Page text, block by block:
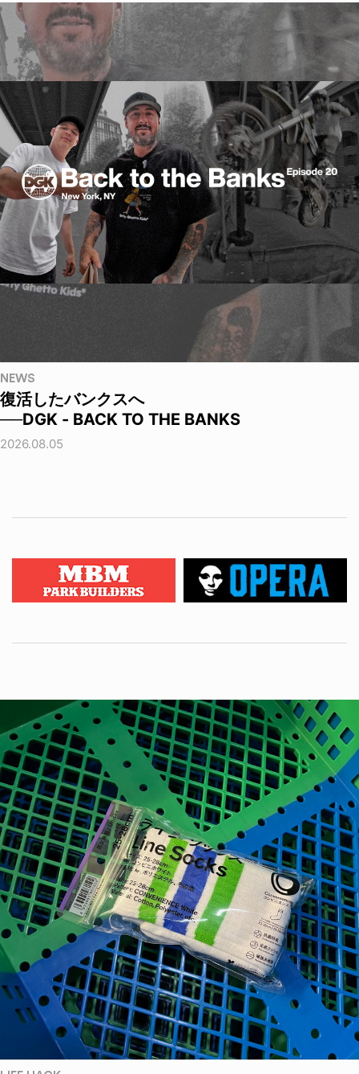
NEWS
復活したバンクスへ
──DGK - BACK TO THE BANKS
2026.08.05